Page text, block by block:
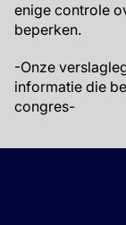
enige controle
beperken.
-Onze
informatie die
congres-